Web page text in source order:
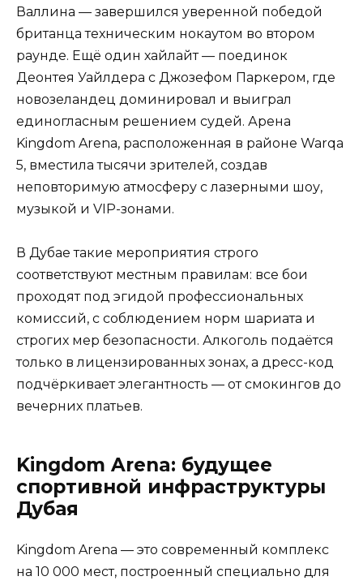
Валлина — завершился уверенной победой
британца техническим нокаутом во втором
раунде. Ещё один хайлайт — поединок
Деонтея Уайлдера с Джозефом Паркером, где
новозеландец доминировал и выиграл
единогласным решением судей. Арена
Kingdom Arena, расположенная в районе Warqa
5, вместила тысячи зрителей, создав
неповторимую атмосферу с лазерными шоу,
музыкой и VIP-зонами.
В Дубае такие мероприятия строго
соответствуют местным правилам: все бои
проходят под эгидой профессиональных
комиссий, с соблюдением норм шариата и
строгих мер безопасности. Алкоголь подаётся
только в лицензированных зонах, а дресс-код
подчёркивает элегантность — от смокингов до
вечерних платьев.
Kingdom Arena: будущее
спортивной инфраструктуры
Дубая
Kingdom Arena — это современный комплекс
на 10 000 мест, построенный специально для